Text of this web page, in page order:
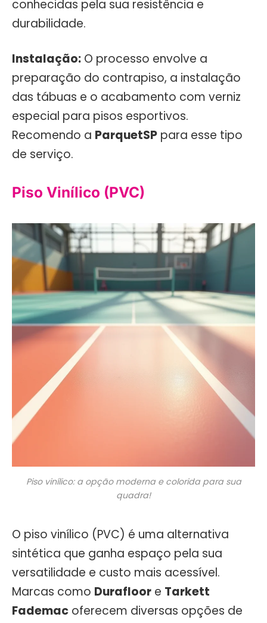
conhecidas pela sua resistência e
durabilidade.
Instalação: O processo envolve a
preparação do contrapiso, a instalação
das tábuas e o acabamento com verniz
especial para pisos esportivos.
Recomendo a ParquetSP para esse tipo
de serviço.
Piso Vinílico (PVC)
Piso vinílico: a opção moderna e colorida para sua
quadra!
O piso vinílico (PVC) é uma alternativa
sintética que ganha espaço pela sua
versatilidade e custo mais acessível.
Marcas como Durafloor e Tarkett
Fademac oferecem diversas opções de